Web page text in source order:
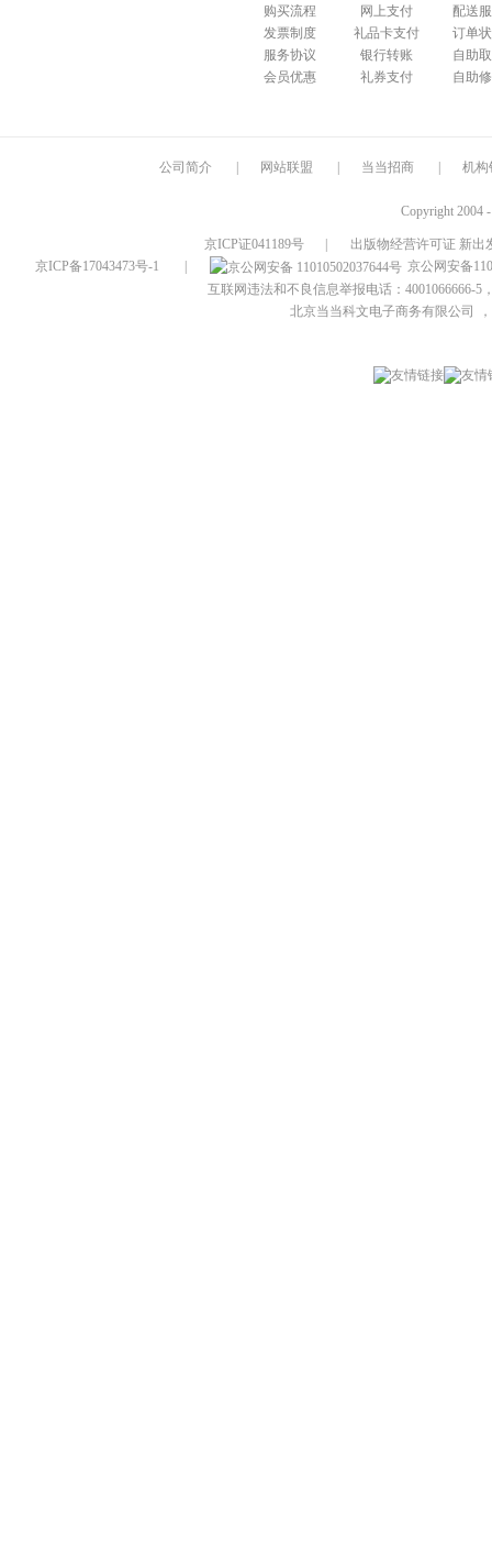
购买流程
发票制度
服务协议
会员优惠
网上支付
礼品卡支付
银行转账
礼券支付
配送
订单
自助
自助
公司简介 网站联盟 当当招商 机构
Copyright 2004
京ICP证041189号
出版物经营许可证 新出
京ICP备17043473号-1
京公网安备
互联网违法和不良信息举报电话：4001066666-5
北京当当科文电子商务有限公司